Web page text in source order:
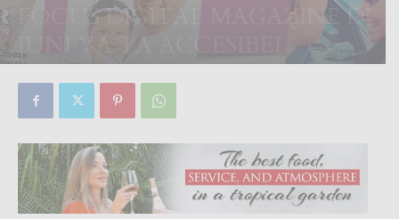
FOCUS DIGITAL MAGAZINE DI
JUNI YA TA ACCESIBEL